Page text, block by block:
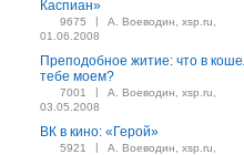
Каспиан»
9675 |
А. Воеводин, xsp.ru,
01.06.2008
Преподобное житие: что в
тебе моем?
7001 |
А. Воеводин, xsp.ru,
03.05.2008
ВК в кино: «Герой»
5921 |
А. Воеводин, xsp.ru,